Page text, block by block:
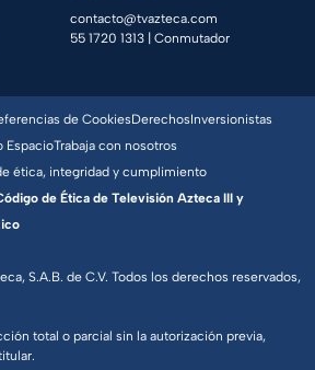
contacto@tvazteca.com
55 1720 1313 | Conmutador
S.A.B. de C.V. Todos los derechos reservados,
total o parcial sin la autorización previa,
de CookiesDerechosInversionistas
EspacioTrabaja con nosotros
ética, integridad y cumplimiento
de Ética de Televisión Azteca III y